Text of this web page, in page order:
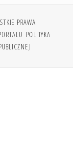
PRAWA
POLITYKA